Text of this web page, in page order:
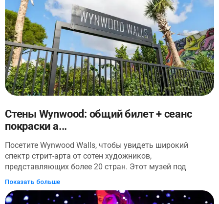
симулированных экосистемах с 1200 деревьями,
растениями и цветами, которые аккуратно
расположены на территории парка площадью 750
акров. Полюбуйтесь в зоопарке.
Стены Wynwood: общий билет + сеанс
покраски а...
Посетите Wynwood Walls, чтобы увидеть широкий
спектр стрит-арта от сотен художников,
представляющих более 20 стран. Этот музей под
открытым небом простирается более чем на 80 000
футов и демонстрирует граффити, фрески в стиле поп-
арт, абстрактные картины и скульптуры. Он привносит
Показать больше